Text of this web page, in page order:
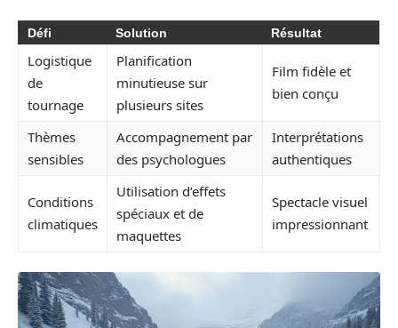
Défi Solution Résultat
Logistique
de
tournage
Planification
minutieuse sur
plusieurs sites
Film fidèle et
bien conçu
Thèmes
sensibles
Accompagnement par
des psychologues
Interprétations
authentiques
Conditions
climatiques
Utilisation d’effets
spéciaux et de
maquettes
Spectacle visuel
impressionnant